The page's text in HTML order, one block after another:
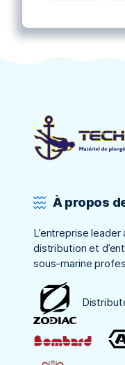
À propos
L’entreprise
distribution et
sous-marine